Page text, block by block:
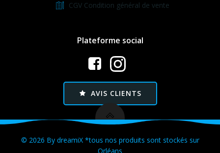
CGV Condition général de vente
Plateforme social
AVIS CLIENTS
© 2026 By dreamiX *tous nos produits sont stockés sur
Orléans